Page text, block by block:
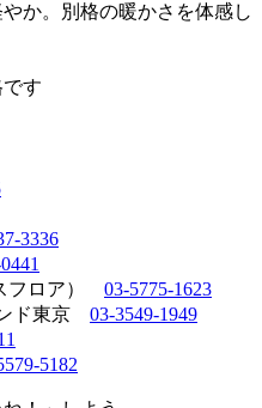
か。別格の暖かさを体感し
す
3336
フロア） 03-5775-1623
ド東京 03-3549-1949
5182